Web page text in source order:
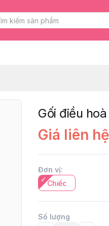
Gối điều
Giá liên hệ
Đơn vị:
Chiếc
Số lượng